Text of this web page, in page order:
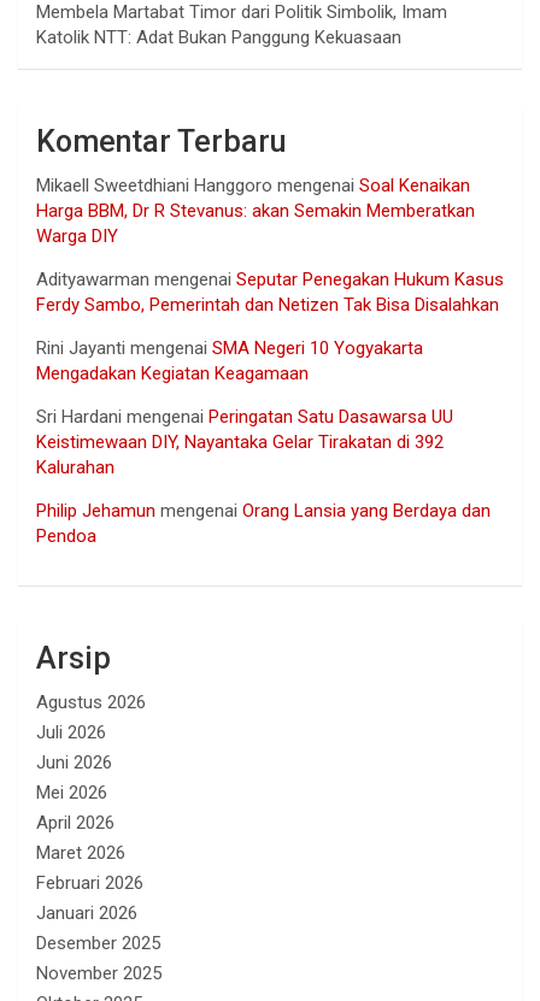
Membela Martabat Timor dari Politik Simbolik, Imam
Katolik NTT: Adat Bukan Panggung Kekuasaan
Komentar Terbaru
Mikaell Sweetdhiani Hanggoro mengenai Soal Kenaikan
Harga BBM, Dr R Stevanus: akan Semakin Memberatkan
Warga DIY
Adityawarman mengenai Seputar Penegakan Hukum Kasus
Ferdy Sambo, Pemerintah dan Netizen Tak Bisa Disalahkan
Rini Jayanti mengenai SMA Negeri 10 Yogyakarta
Mengadakan Kegiatan Keagamaan
Sri Hardani mengenai Peringatan Satu Dasawarsa UU
Keistimewaan DIY, Nayantaka Gelar Tirakatan di 392
Kalurahan
Philip Jehamun mengenai Orang Lansia yang Berdaya dan
Pendoa
Arsip
Agustus 2026
Juli 2026
Juni 2026
Mei 2026
April 2026
Maret 2026
Februari 2026
Januari 2026
Desember 2025
November 2025